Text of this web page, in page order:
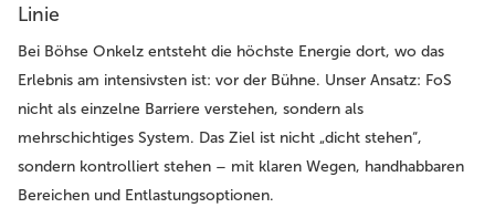
Linie
Bei Böhse Onkelz entsteht die höchste Energie dort, wo das
Erlebnis am intensivsten ist: vor der Bühne. Unser Ansatz: FoS
nicht als einzelne Barriere verstehen, sondern als
mehrschichtiges System. Das Ziel ist nicht „dicht stehen“,
sondern kontrolliert stehen – mit klaren Wegen, handhabbaren
Bereichen und Entlastungsoptionen.